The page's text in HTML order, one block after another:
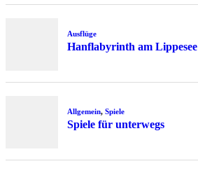
Ausflüge
Hanflabyrinth am Lippesee
Allgemein, Spiele
Spiele für unterwegs